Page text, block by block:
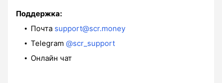
Поддержка:
Почта support@scr.money
Telegram @scr_support
Онлайн чат